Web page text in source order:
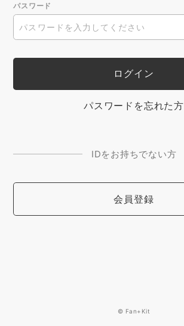
パスワード
パスワードを忘れた方
IDをお持ちでない方
会員登録
© Fan+Kit